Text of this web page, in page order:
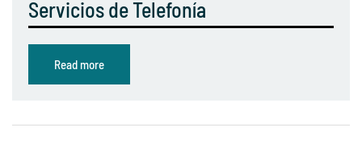
Servicios de Telefonía
Read more